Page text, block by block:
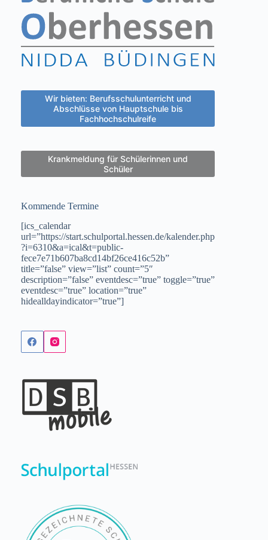
Wir bieten: Berufsschulunterricht und
Abschlüsse von Hauptschule bis
Fachhochschulreife
Krankmeldung für Schülerinnen und
Schüler
Kommende Termine
[ics_calendar
url=”https://start.schulportal.hessen.de/kalender.php
?i=6310&a=ical&t=public-
fece7e71b607ba8cd14bf26ce416c52b”
title=”false” view=”list” count=”5″
description=”false” eventdesc=”true” toggle=”true”
eventdesc=”true” location=”true”
hidealldayindicator=”true”]